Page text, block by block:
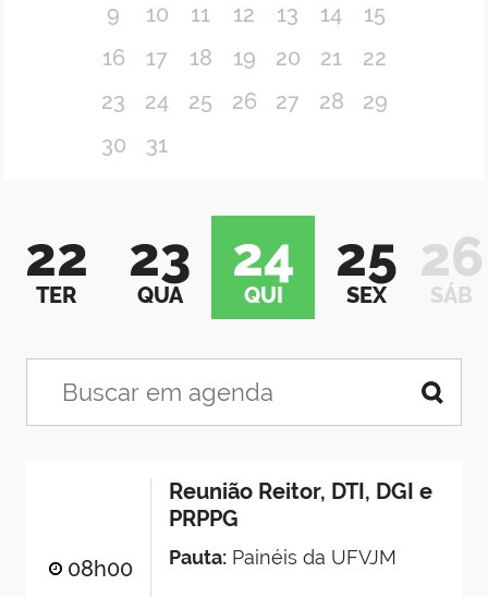
9
10 11 12 13 14
15
16
17 18 19 20 21
22
23
24 25 26 27 28
29
30
31
22
TER
23
QUA
24
QUI
25
SEX
26
SÁB
08h00
Reunião Reitor, DTI, DGI e
PRPPG
Pauta:Painéis da UFVJM